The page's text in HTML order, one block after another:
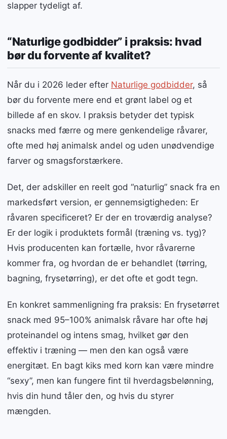
slapper tydeligt af.
“Naturlige godbidder” i praksis: hvad
bør du forvente af kvalitet?
Når du i 2026 leder efter Naturlige godbidder, så
bør du forvente mere end et grønt label og et
billede af en skov. I praksis betyder det typisk
snacks med færre og mere genkendelige råvarer,
ofte med høj animalsk andel og uden unødvendige
farver og smagsforstærkere.
Det, der adskiller en reelt god “naturlig” snack fra en
markedsført version, er gennemsigtigheden: Er
råvaren specificeret? Er der en troværdig analyse?
Er der logik i produktets formål (træning vs. tyg)?
Hvis producenten kan fortælle, hvor råvarerne
kommer fra, og hvordan de er behandlet (tørring,
bagning, frysetørring), er det ofte et godt tegn.
En konkret sammenligning fra praksis: En frysetørret
snack med 95–100% animalsk råvare har ofte høj
proteinandel og intens smag, hvilket gør den
effektiv i træning — men den kan også være
energitæt. En bagt kiks med korn kan være mindre
“sexy”, men kan fungere fint til hverdagsbelønning,
hvis din hund tåler den, og hvis du styrer
mængden.